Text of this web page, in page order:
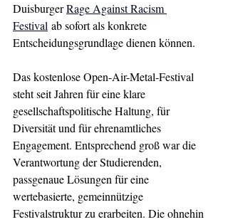
Duisburger Rage Against Racism
Festival ab sofort als konkrete
Entscheidungsgrundlage dienen können.
Das kostenlose Open-Air-Metal-Festival
steht seit Jahren für eine klare
gesellschaftspolitische Haltung, für
Diversität und für ehrenamtliches
Engagement. Entsprechend groß war die
Verantwortung der Studierenden,
passgenaue Lösungen für eine
wertebasierte, gemeinnützige
Festivalstruktur zu erarbeiten. Die ohnehin